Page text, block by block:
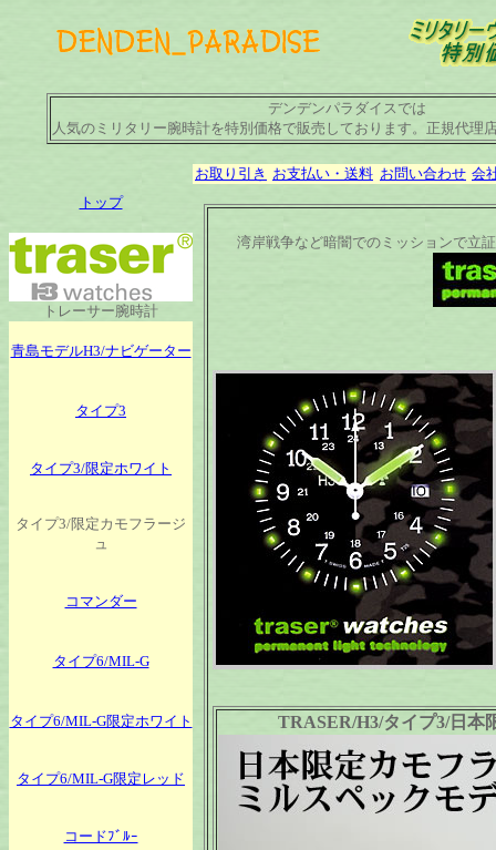
デンデンパラダイスでは
人気のミリタリー腕時計を特別価格で販売しております。正規代理
お取り引き お支払い・送料 お問い合わせ 会
トップ
トレーサー腕時計
青島モデルH3/ナビゲーター
タイプ3
タイプ3/限定ホワイト
タイプ3/限定カモフラージ
ュ
コマンダー
タイプ6/MIL-G
タイプ6/MIL-G限定ホワイト
タイプ6/MIL-G限定レッド
コードﾌﾞﾙｰ
湾岸戦争など暗闇でのミッションで立
TRASER/H3/タイプ3/日本